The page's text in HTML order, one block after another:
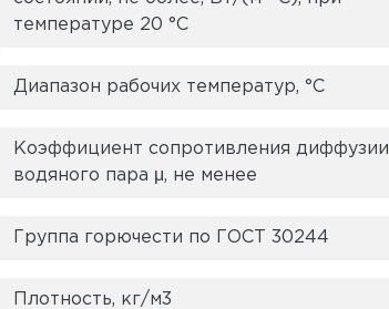
температуре 20 °С
Диапазон рабочих температур, °C
Коэффициент сопротивления диффузии
водяного пара μ, не менее
Группа горючести по ГОСТ 30244
Плотность, кг/м3